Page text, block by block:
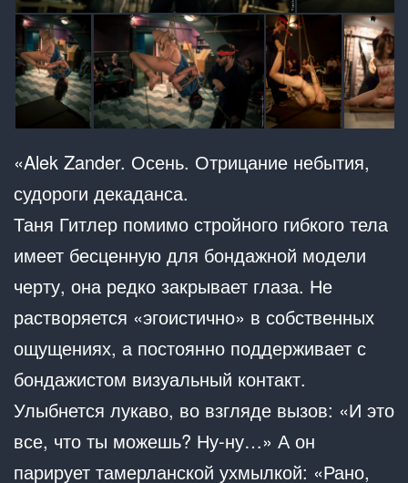
«Alek Zander. Осень. Отрицание небытия,
судороги декаданса.
Таня Гитлер помимо стройного гибкого тела
имеет бесценную для бондажной модели
черту, она редко закрывает глаза. Не
растворяется «эгоистично» в собственных
ощущениях, а постоянно поддерживает с
бондажистом визуальный контакт.
Улыбнется лукаво, во взгляде вызов: «И это
все, что ты можешь? Ну-ну…» А он
парирует тамерланской ухмылкой: «Рано,